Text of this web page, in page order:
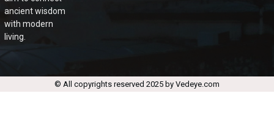
ancient wisdom
with modern
living.
© All copyrights reserved 2025 by Vedeye.com